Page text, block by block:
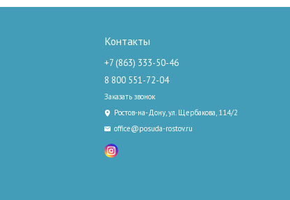
Контакты
+7 (863) 333-50-46
8 800 551-72-04
Заказать звонок
Ростов-на-Дону, ул. Щербакова, 114/2
office@posuda-rostov.ru